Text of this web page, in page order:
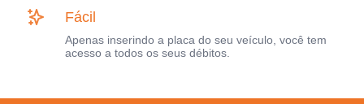
Fácil
Apenas inserindo a placa do seu veículo, você tem
acesso a todos os seus débitos.